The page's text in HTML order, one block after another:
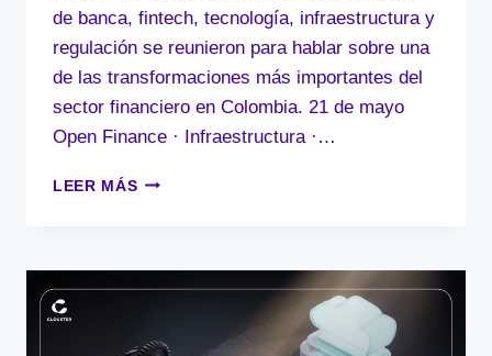
de banca, fintech, tecnología, infraestructura y
regulación se reunieron para hablar sobre una
de las transformaciones más importantes del
sector financiero en Colombia. 21 de mayo
Open Finance · Infraestructura ·…
LEER MÁS ROADMAP
UNA
ALTO